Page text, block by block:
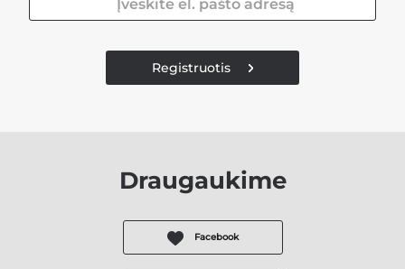
Registruotis
Draugaukime
Facebook